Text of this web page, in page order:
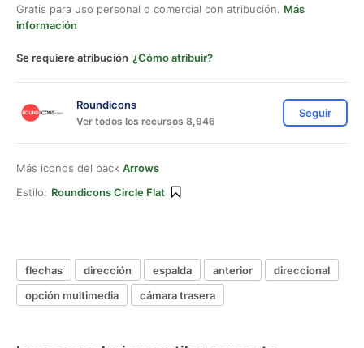
Gratis para uso personal o comercial con atribución. Más
información
Se requiere atribución ¿Cómo atribuir?
Roundicons
Ver todos los recursos 8,946
Seguir
Más iconos del pack Arrows
Estilo: Roundicons Circle Flat
flechas dirección espalda anterior
direccional
opción multimedia
cámara trasera